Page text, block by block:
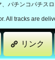
パチンコパチス
All tracks are
リンク